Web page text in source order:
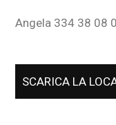
Angela 334 38 08
SCARICA LA